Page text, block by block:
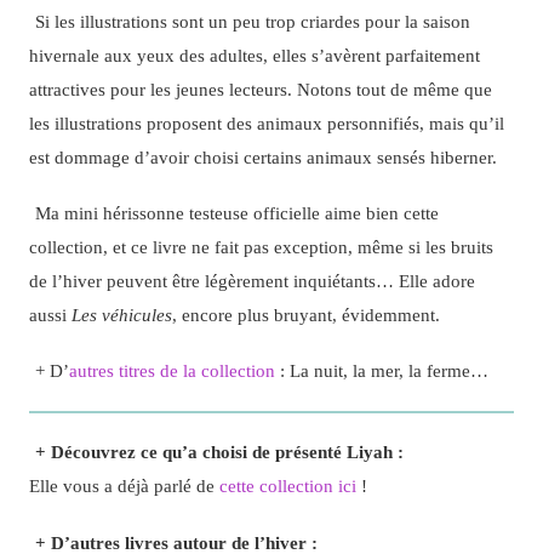
Si les illustrations sont un peu trop criardes pour la saison
hivernale aux yeux des adultes, elles s’avèrent parfaitement
attractives pour les jeunes lecteurs. Notons tout de même que
les illustrations proposent des animaux personnifiés, mais qu’il
est dommage d’avoir choisi certains animaux sensés hiberner.
Ma mini hérissonne testeuse officielle aime bien cette
collection, et ce livre ne fait pas exception, même si les bruits
de l’hiver peuvent être légèrement inquiétants… Elle adore
aussi Les véhicules, encore plus bruyant, évidemment.
+ D’autres titres de la collection : La nuit, la mer, la ferme…
+ Découvrez ce qu’a choisi de présenté Liyah :
Elle vous a déjà parlé de cette collection ici !
+ D’autres livres autour de l’hiver :